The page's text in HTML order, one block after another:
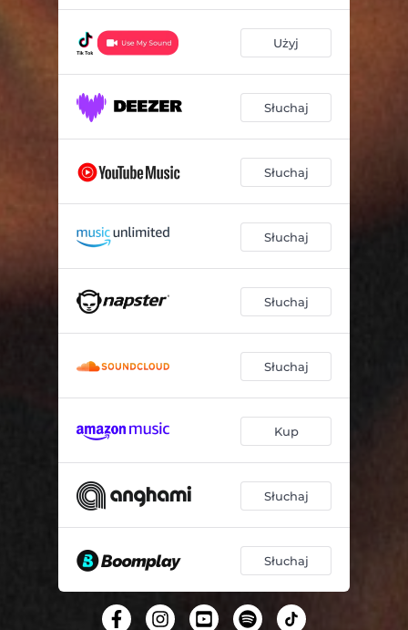
Użyj
Słuchaj
Słuchaj
Słuchaj
Słuchaj
Słuchaj
Kup
Słuchaj
Słuchaj